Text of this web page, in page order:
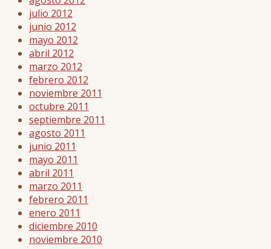
julio 2012
junio 2012
mayo 2012
abril 2012
marzo 2012
febrero 2012
noviembre 2011
octubre 2011
septiembre 2011
agosto 2011
junio 2011
mayo 2011
abril 2011
marzo 2011
febrero 2011
enero 2011
diciembre 2010
noviembre 2010